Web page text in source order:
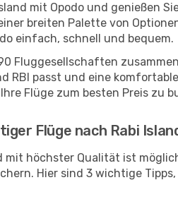
mit Opodo und genießen
breiten Palette von
einfach, schnell und bequem.
Fluggesellschaften
RBI passt und eine
Flüge zum besten Preis zu
Flüge nach Rabi
höchster Qualität ist
Hier sind 3 wichtige